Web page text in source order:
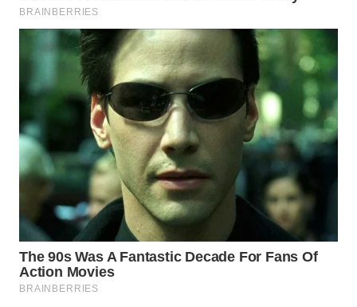
WAHANANEWS
CO ID
WAHANANEWS
NET
WAHANA
SPORT
WAHANA
UMKM
SELEB